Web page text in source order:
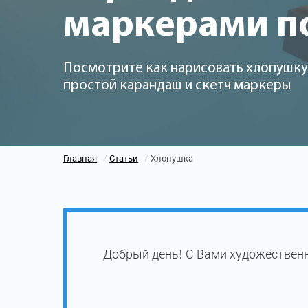
маркерами
Посмотрите как нарисовать
простой карандаш и скетч маркеры
Главная / Статьи / Хлопушка
Добрый день! С Вами